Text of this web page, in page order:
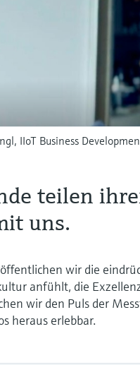
IIoT Business
teilen
uns.
wir die
anfühlt, die
wir den Puls der
heraus erlebbar.